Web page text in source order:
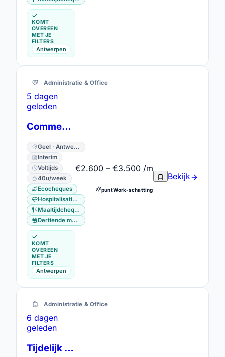
KOMT
OVEREEN
MET JE
FILTERS
Antwerpen
Administratie & Office
5 dagen
geleden
Commercieel Bediende
Geel · Antwerpen
Interim
Voltijds
40u/week
Ecocheques
Hospitalisatieverzekering
Maaltijdcheques
Dertiende maand
KOMT
OVEREEN
MET JE
FILTERS
Antwerpen
€2.600 – €3.500 /m
puntWork-schatting
Bekijk
Administratie & Office
6 dagen
geleden
Tijdelijk Administratief Bediende